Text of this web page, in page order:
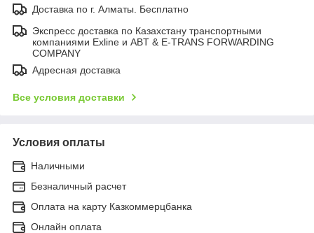
Доставка по г. Алматы. Бесплатно
Экспресс доставка по Казахстану транспортными
компаниями Exline и ABT & E-TRANS FORWARDING
COMPANY
Адресная доставка
Все условия доставки
Условия оплаты
Наличными
Безналичный расчет
Оплата на карту Казкоммерцбанка
Онлайн оплата